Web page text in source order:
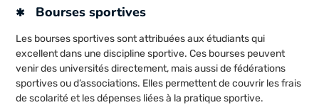
Bourses sportives
Les bourses sportives sont attribuées aux étudiants qui
excellent dans une discipline sportive. Ces bourses peuvent
venir des universités directement, mais aussi de fédérations
sportives ou d’associations. Elles permettent de couvrir les frais
de scolarité et les dépenses liées à la pratique sportive.